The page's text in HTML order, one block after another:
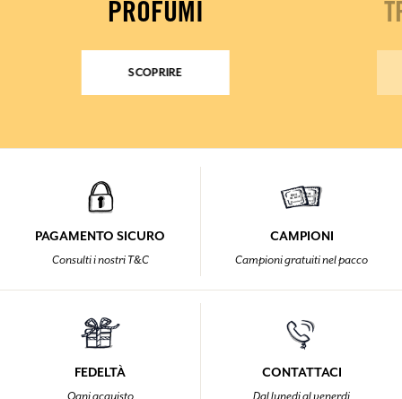
PROFUMI
SCOPRIRE
PAGAMENTO SICURO
Consulti i nostri T&C
CAMPIONI
Campioni gratuiti nel pacco
FEDELTÀ CONTATTACI